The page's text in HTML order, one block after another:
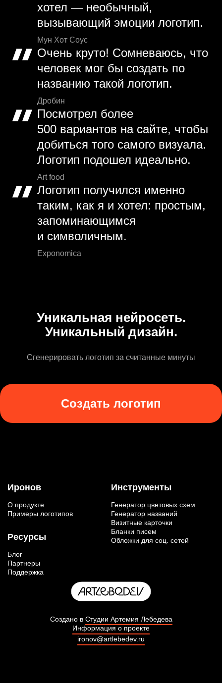
хотел — необычный,
вызывающий эмоции логотип.
Мун Хот Соус
Очень круто! Сомневаюсь, что
человек мог бы создать по
названию такой логотип.
Дробин
Посмотрел более
500 вариантов на сайте, чтобы
добиться того самого визуала.
Логотип подошел идеально.
Art food
Логотип получился именно
таким, как я и хотел: простым,
запоминающимся
и символичным.
Exponomica
Уникальная нейросеть.
Уникальный дизайн.
Сгенерировать логотип за считанные минуты
Создать логотип
Иронов
О продукте
Примеры логотипов
Ресурсы
Блог
Партнеры
Поддержка
Инструменты
Генератор цветовых схем
Генератор названий
Визитные карточки
Бланки писем
Обложки для соц. сетей
Создано в Студии Артемия Лебедева
Информация о проекте
ironov@artlebedev.ru